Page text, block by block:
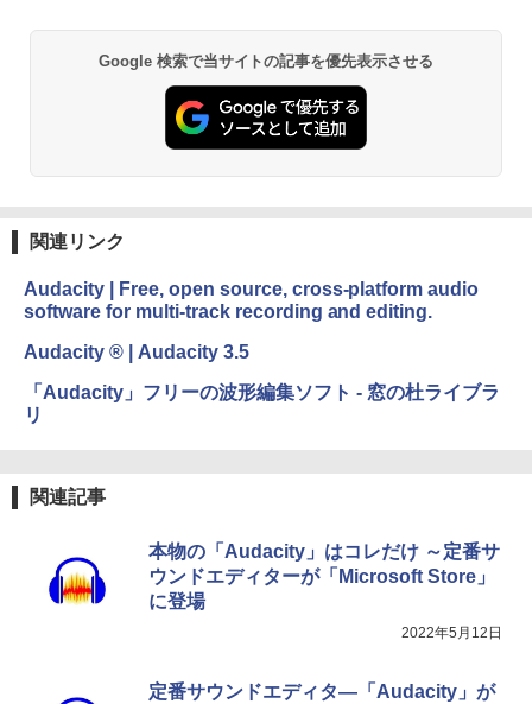
ブラック
Amazon Kindle Paperwhite (16GB) 7イ
Amazon Kindle Colorsoft | 16GBストレ
イ、色調調節ライト、最大8週間持続バッ
テリー、広告無し、ブラック (2025年発
売)
レージ、ノート機能搭載、明るさ自動調
整、色調調節ライト、プレミアムペン付
き、グラファイト
Google 検索で当サイトの記事を優先表示させる
関連リンク
Audacity | Free, open source, cross-platform audio
software for multi-track recording and editing.
Audacity ® | Audacity 3.5
「Audacity」フリーの波形編集ソフト - 窓の杜ライブラ
リ
関連記事
本物の「Audacity」はコレだけ ～定番サ
ウンドエディターが「Microsoft Store」
に登場
2022年5月12日
定番サウンドエディタ―「Audacity」が